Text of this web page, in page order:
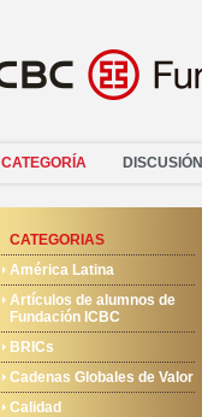
CATEGORÍA DISCUSIÓN
CATEGORIAS
América Latina
Artículos de alumnos de
Fundación ICBC
BRICs
Cadenas Globales de Valor
Calidad